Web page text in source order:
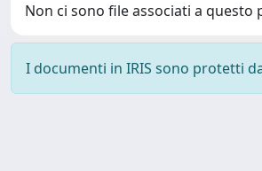
Non ci sono file associati a questo
I documenti in IRIS sono protetti